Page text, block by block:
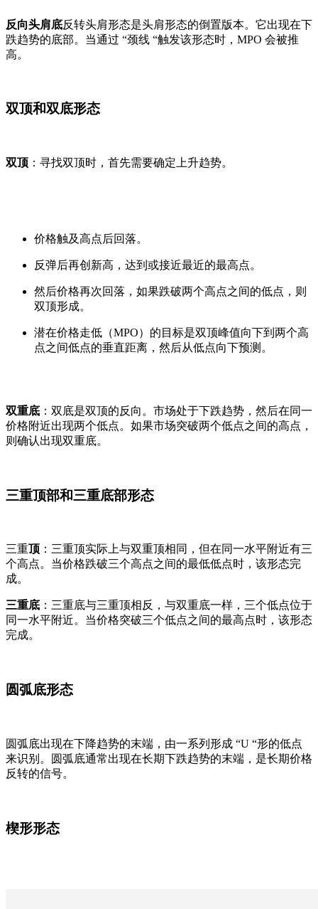
反向头肩底反转头肩形态是头肩形态的倒置版本。它出现在下
跌趋势的底部。当通过 “颈线 “触发该形态时，MPO 会被推
高。
双顶和双底形态
双顶 ：寻找双顶时，首先需要确定上升趋势。
价格触及高点后回落。
反弹后再创新高，达到或接近最近的最高点。
然后价格再次回落，如果跌破两个高点之间的低点，则
双顶形成。
潜在价格走低（MPO）的目标是双顶峰值向下到两个高
点之间低点的垂直距离，然后从低点向下预测。
双重底 ：双底是双顶的反向。市场处于下跌趋势，然后在同一
价格附近出现两个低点。如果市场突破两个低点之间的高点，
则确认出现双重底。
三重顶部和三重底部形态
三重顶 ：三重顶实际上与双重顶相同，但在同一水平附近有三
个高点。当价格跌破三个高点之间的最低低点时，该形态完
成。
三重底 ：三重底与三重顶相反，与双重底一样，三个低点位于
同一水平附近。当价格突破三个低点之间的最高点时，该形态
完成。
圆弧底形态
圆弧底出现在下降趋势的末端，由一系列形成 “U “形的低点
来识别。圆弧底通常出现在长期下跌趋势的末端，是长期价格
反转的信号。
楔形形态